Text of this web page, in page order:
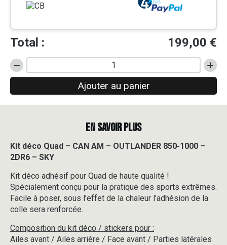
Total : 199,00 €
quantité
de
Quad
-
OUTLANDER
1000
-
2DR6
-
SKY
Ajouter au panier
EN SAVOIR PLUS
Kit déco Quad – CAN AM – OUTLANDER 850-1000 –
2DR6 – SKY
Kit déco adhésif pour Quad de haute qualité !
Spécialement conçu pour la pratique des sports extrêmes.
Facile à poser, sous l’effet de la chaleur l’adhésion de la
colle sera renforcée.
Composition du kit déco / stickers pour :
Ailes avant / Ailes arrière / Face avant / Parties latérales